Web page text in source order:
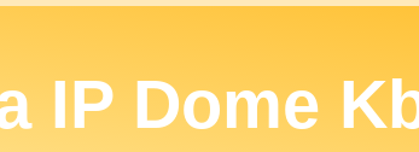
IP Dome